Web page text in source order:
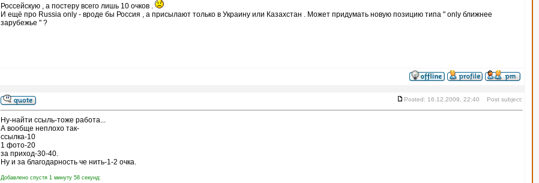
Россейскую , а постеру всего лишь 10 очков .
И ещё про Russia only - вроде бы Россия , а присылают только в Украину или Казахстан . Может придумать новую позицию типа " only ближнее
зарубежье " ?
Posted: 16.12.2009, 22:40 Post subject:
Ну-найти ссыль-тоже работа...
А вообще неплохо так-
ссылка-10
1 фото-20
за приход-30-40.
Ну и за благодарность че нить-1-2 очка.
Добавлено спустя 1 минуту 58 секунд: